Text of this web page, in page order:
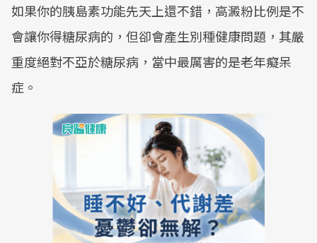
如果你的胰島素功能先天上還不錯，高澱粉比例是不
會讓你得糖尿病的，但卻會產生別種健康問題，其嚴
重度絕對不亞於糖尿病，當中最厲害的是老年癡呆
症。